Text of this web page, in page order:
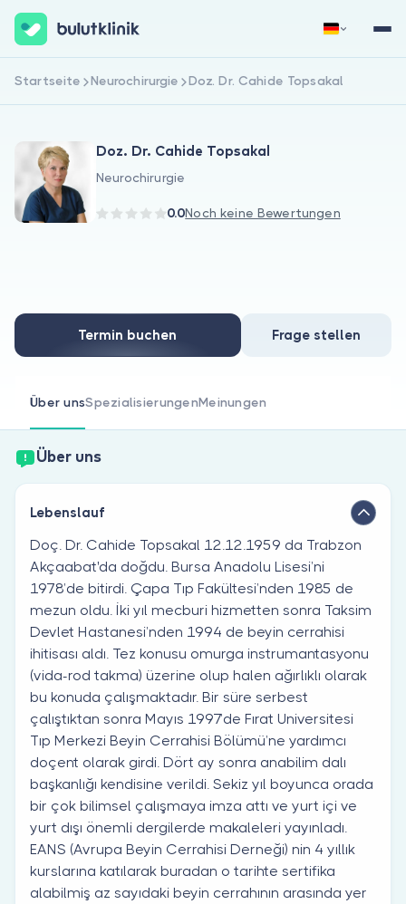
Sind Sie Arzt?
Jetzt registrieren Anmelden
Startseite Neurochirurgie Doz. Dr. Cahide Topsakal
Doz. Dr. Cahide Topsakal
Neurochirurgie
0.0Noch keine Bewertungen
Termin buchen Frage stellen
Über unsSpezialisierungenMeinungen
Über uns
Lebenslauf
Doç. Dr. Cahide Topsakal 12.12.1959 da Trabzon
Akçaabat'da doğdu. Bursa Anadolu Lisesi’ni
1978’de bitirdi. Çapa Tıp Fakültesi’nden 1985 de
mezun oldu. İki yıl mecburi hizmetten sonra Taksim
Devlet Hastanesi’nden 1994 de beyin cerrahisi
ihitisası aldı. Tez konusu omurga instrumantasyonu
(vida-rod takma) üzerine olup halen ağırlıklı olarak
bu konuda çalışmaktadır. Bir süre serbest
çalıştıktan sonra Mayıs 1997’de Fırat Universitesi
Tıp Merkezi Beyin Cerrahisi Bölümü’ne yardımcı
doçent olarak girdi. Dört ay sonra anabilim dalı
başkanlığı kendisine verildi. Sekiz yıl boyunca orada
bir çok bilimsel çalışmaya imza attı ve yurt içi ve
yurt dışı önemli dergilerde makaleleri yayınladı.
EANS (Avrupa Beyin Cerrahisi Derneği) nin 4 yıllık
kurslarına katılarak buradan o tarihte sertifika
alabilmiş az sayıdaki beyin cerrahının arasında yer